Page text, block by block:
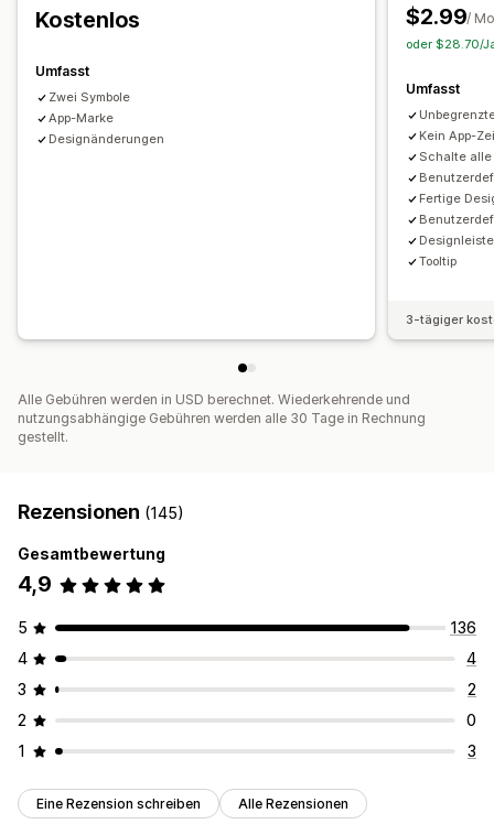
Symbolposition
Automatische Positionierung
Ankündigungsleiste
Warenkorbseite
Kollektionsseiten
Fußzeile
Header Hero-Abschnitt
Analysen
Kostenlos
Umfasst
Zwei Symbole
App-Marke
Designänderungen
$2.99/
oder $28.70/
Umfasst
Kein App-
Schalte alle
Fertige
Designleiste
Tooltip
3-tägiger
Alle Gebühren werden in USD berechnet. Wiederkehrende und
nutzungsabhängige Gebühren werden alle 30 Tage in Rechnung
gestellt.
Rezensionen (145)
Gesamtbewertung
4,9
5
136
4
4
3
2
2
0
1
3
Eine Rezension schreiben Alle Rezensionen